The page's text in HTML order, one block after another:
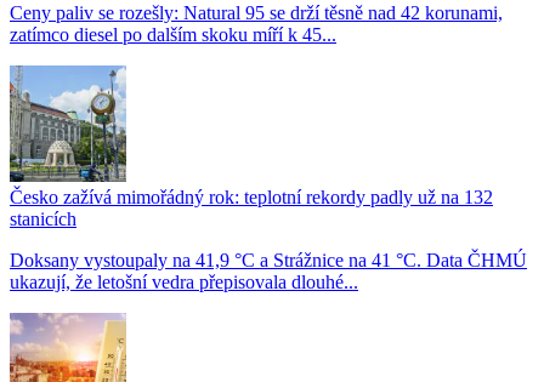
Ceny paliv se rozešly: Natural 95 se drží těsně nad 42 korunami,
zatímco diesel po dalším skoku míří k 45...
Česko zažívá mimořádný rok: teplotní rekordy padly už na 132
stanicích
Doksany vystoupaly na 41,9 °C a Strážnice na 41 °C. Data ČHMÚ
ukazují, že letošní vedra přepisovala dlouhé...